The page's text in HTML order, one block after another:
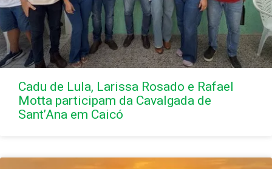
Cadu de Lula, Larissa Rosado e Rafael
Motta participam da Cavalgada de
Sant’Ana em Caicó